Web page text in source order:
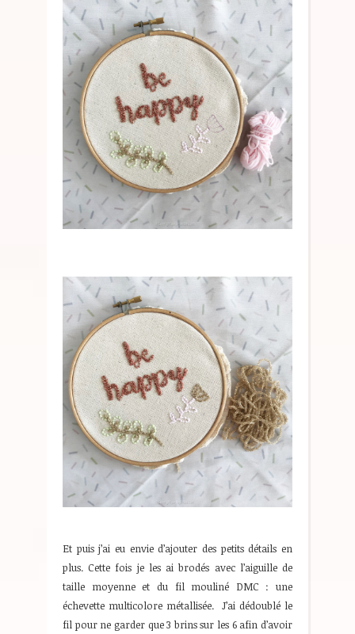
Et puis j’ai eu envie d’ajouter des petits détails en
plus. Cette fois je les ai brodés avec l’aiguille de
taille moyenne et du fil mouliné DMC : une
échevette multicolore métallisée. J’ai dédoublé le
fil pour ne garder que 3 brins sur les 6 afin d’avoir